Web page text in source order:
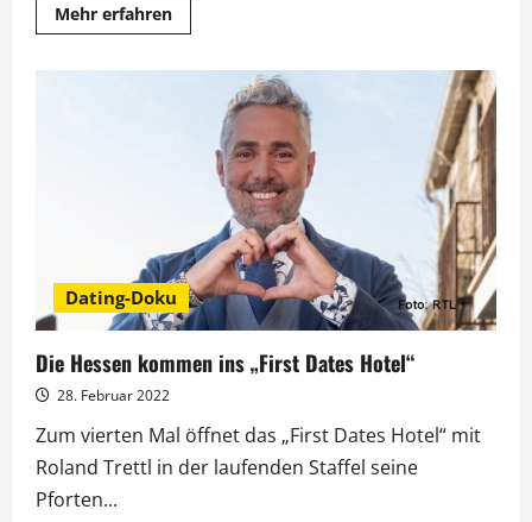
Mehr erfahrenMehr
Informationen
Liebende
Regen
stehen
Dating-Doku
Die Hessen kommen ins „First Dates Hotel“
28. Februar 2022
Zum vierten Mal öffnet das „First Dates Hotel“ mit
Roland Trettl in der laufenden Staffel seine
Pforten...